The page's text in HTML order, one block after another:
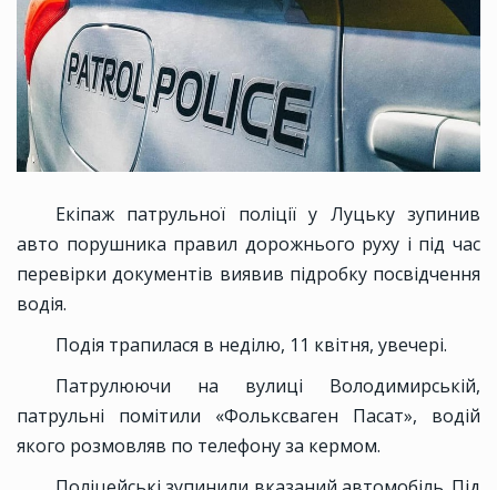
Екіпаж патрульної поліції у Луцьку зупинив
авто порушника правил дорожнього руху і під час
перевірки документів виявив підробку посвідчення
водія.
Подія трапилася в неділю, 11 квітня, увечері.
Патрулюючи на вулиці Володимирській,
патрульні помітили «Фольксваген Пасат», водій
якого розмовляв по телефону за кермом.